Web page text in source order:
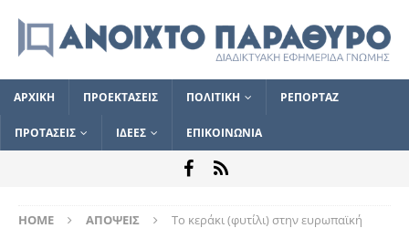
ΑΡΧΙΚΗ ΠΡΟΕΚΤΑΣΕΙΣ ΠΟΛΙΤΙΚΗ ΡΕΠΟΡΤΑΖ
ΠΡΟΤΑΣΕΙΣ ΙΔΕΕΣ ΕΠΙΚΟΙΝΩΝΙΑ
HOME ΑΠΟΨΕΙΣ
Το κεράκι (φυτίλι) στην ευρωπαϊκή